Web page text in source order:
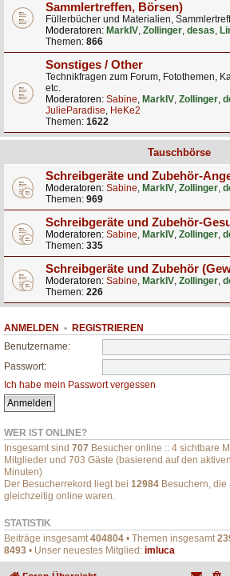
Sammlertreffen, Börsen)
Füllerbücher und Materialien,
Moderatoren: MarkIV, Zollinger, desas,
Themen: 866
Sonstiges / Other
Technikfragen zum Forum, Fotothemen,
etc.
Moderatoren: Sabine, MarkIV, Zollinger,
JulieParadise, HeKe2
Themen: 1622
Tauschbörse
Schreibgeräte und Zubehör-
Moderatoren: Sabine, MarkIV, Zollinger,
Themen: 969
Schreibgeräte und Zubehör-
Moderatoren: Sabine, MarkIV, Zollinger,
Themen: 335
Schreibgeräte und Zubehör
Moderatoren: Sabine, MarkIV, Zollinger,
Themen: 226
ANMELDEN • REGISTRIEREN
Benutzername:
Passwort:
Ich habe mein Passwort vergessen
WER IST ONLINE?
Insgesamt sind 707 Besucher online :: 4 sichtbare
Mitglieder und 703 Gäste (basierend auf den
Minuten)
Der Besucherrekord liegt bei 12984 Besuchern,
gleichzeitig online waren.
STATISTIK
Beiträge insgesamt404804 • Themen insgesamt
8493 • Unser neuestes Mitglied: imluca